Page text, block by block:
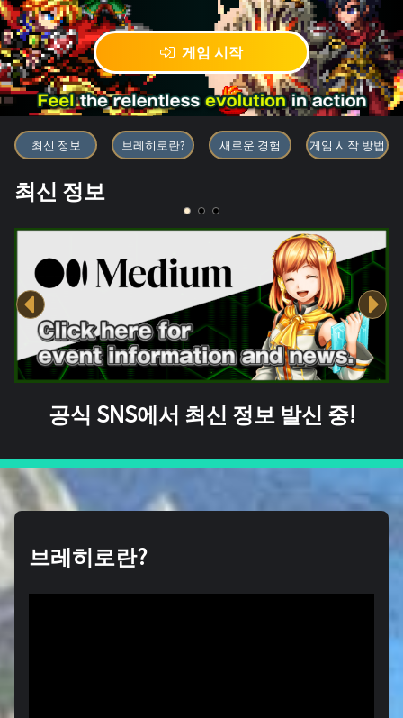
게임 시작
블록체인 게임 「BRAVE
최신 정보 브레히로란? 새로운 경험 게임 시작 방법
최신 정보
공식 SNS에서 최신 정보 발신 중!
브레히로란?